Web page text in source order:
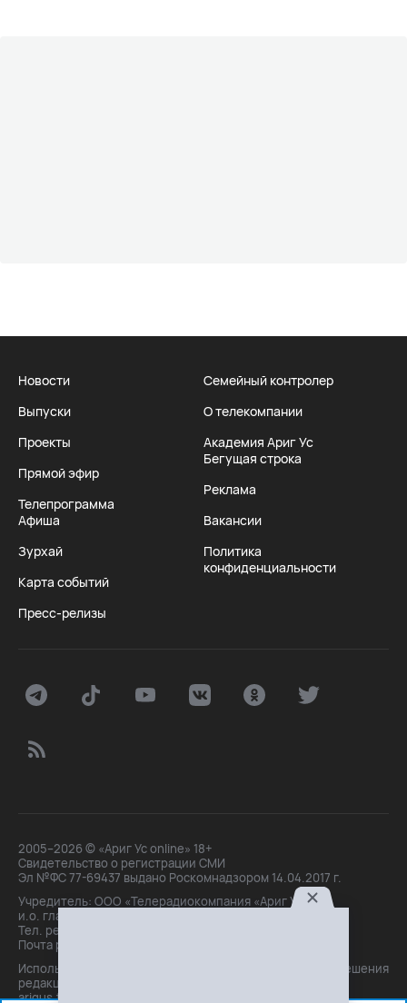
Новости
Выпуски
Проекты
Прямой эфир
Телепрограмма
Афиша
Зурхай
Карта событий
Пресс-релизы
Семейный контролер
О телекомпании
Академия Ариг Ус
Бегущая строка
Реклама
Вакансии
Политика
конфиденциальности
2005–2026 © «Ариг Ус online» 18+
Свидетельство о регистрации СМИ
Эл №ФС 77-69437 выдано Роскомнадзором 14.04.2017 г.
Учредитель: ООО «Телерадиокомпания «Ариг Ус»,
и.о. главного редактора: Маханова О.Б.
Тел. peдakции: +7(3012)21-30-14,
Почта peдakции: editor@arigus.tv
Использование материалов только с письменного разрешения
редакции. При цитировании прямая активная ссылка на
arigus.tv обязательна.